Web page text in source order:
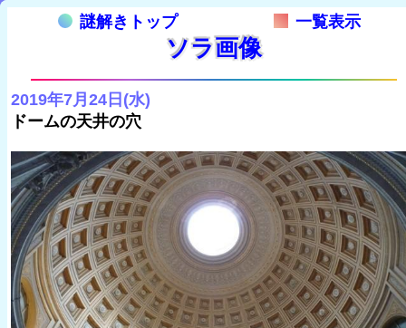
謎解きトップ 一覧表示
ソラ画像
2019年7月24日(水)
ドームの天井の穴